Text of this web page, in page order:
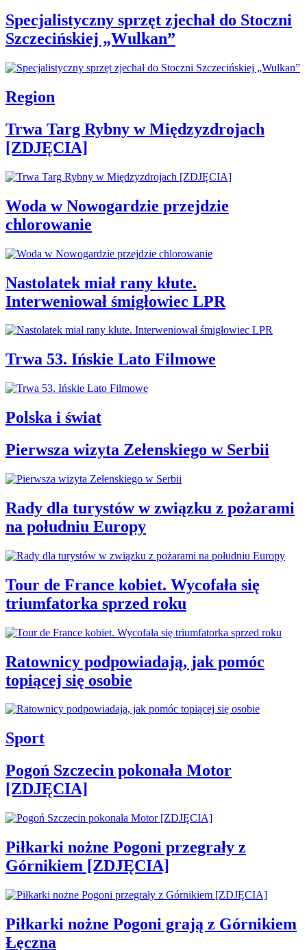
Specjalistyczny sprzęt zjechał do Stoczni
Szczecińskiej „Wulkan”
Region
Trwa Targ Rybny w Międzyzdrojach
[ZDJĘCIA]
Woda w Nowogardzie przejdzie
chlorowanie
Nastolatek miał rany kłute.
Interweniował śmigłowiec LPR
Trwa 53. Ińskie Lato Filmowe
Polska i świat
Pierwsza wizyta Zełenskiego w Serbii
Rady dla turystów w związku z pożarami
na południu Europy
Tour de France kobiet. Wycofała się
triumfatorka sprzed roku
Ratownicy podpowiadają, jak pomóc
topiącej się osobie
Sport
Pogoń Szczecin pokonała Motor
[ZDJĘCIA]
Piłkarki nożne Pogoni przegrały z
Górnikiem [ZDJĘCIA]
Piłkarki nożne Pogoni grają z Górnikiem
Łęczna